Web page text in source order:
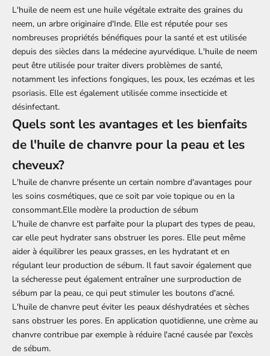
L'huile de neem est une huile végétale extraite des graines du
neem, un arbre originaire d'Inde. Elle est réputée pour ses
nombreuses propriétés bénéfiques pour la santé et est utilisée
depuis des siècles dans la médecine ayurvédique. L'huile de neem
peut être utilisée pour traiter divers problèmes de santé,
notamment les infections fongiques, les poux, les eczémas et les
psoriasis. Elle est également utilisée comme insecticide et
désinfectant.
Quels sont les avantages et les bienfaits
de l'huile de chanvre pour la peau et les
cheveux?
L'huile de chanvre présente un certain nombre d'avantages pour
les soins cosmétiques, que ce soit par voie topique ou en la
consommant.Elle modère la production de sébum
L'huile de chanvre est parfaite pour la plupart des types de peau,
car elle peut hydrater sans obstruer les pores. Elle peut même
aider à équilibrer les peaux grasses, en les hydratant et en
régulant leur production de sébum. Il faut savoir également que
la sécheresse peut également entraîner une surproduction de
sébum par la peau, ce qui peut stimuler les boutons d'acné.
L'huile de chanvre peut éviter les peaux déshydratées et sèches
sans obstruer les pores. En application quotidienne, une crème au
chanvre contribue par exemple à réduire l'acné causée par l'excès
de sébum.